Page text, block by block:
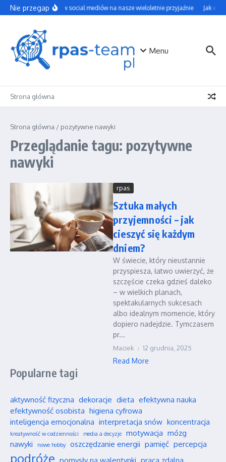
Przejdź do treści
Nie przegapWpływ social mediów na nasze wieloletnie przyjaźnie Jak
Menu
Strona główna
Strona główna / pozytywne nawyki
Przeglądanie tagu: pozytywne
nawyki
rpas
Sztuka małych
przyjemności – jak
cieszyć się każdym
dniem?
W świecie, który nieustannie
przyspiesza, łatwo uwierzyć, że
szczęście czeka gdzieś daleko
– w wielkich planach,
spektakularnych sukcesach
albo idealnym momencie, który
dopiero nadejdzie. Tymczasem
pr...
Maciek 12 grudnia, 2025
Read More
Popularne tagi
aktywność fizyczna dekoracje dieta efektywna nauka
efektywność osobista higiena cyfrowa
inteligencja emocjonalna interpretacja snów koncentracja
kreatywność w codzienności media a decyzje motywacja mózg
nawyki
nowe hobby oszczędzanie energii pamięć percepcja
podróże